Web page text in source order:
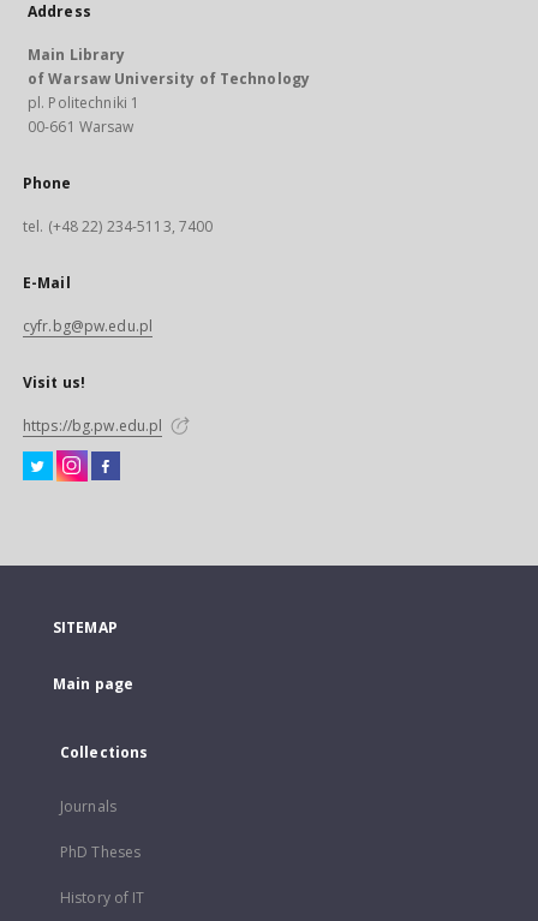
Address
Main Library
of Warsaw University of Technology
pl. Politechniki 1
00-661 Warsaw
Phone
tel. (+48 22) 234-5113, 7400
E-Mail
cyfr.bg@pw.edu.pl
Visit us!
https://bg.pw.edu.pl
SITEMAP
Main page
Collections
Journals
PhD Theses
History of IT